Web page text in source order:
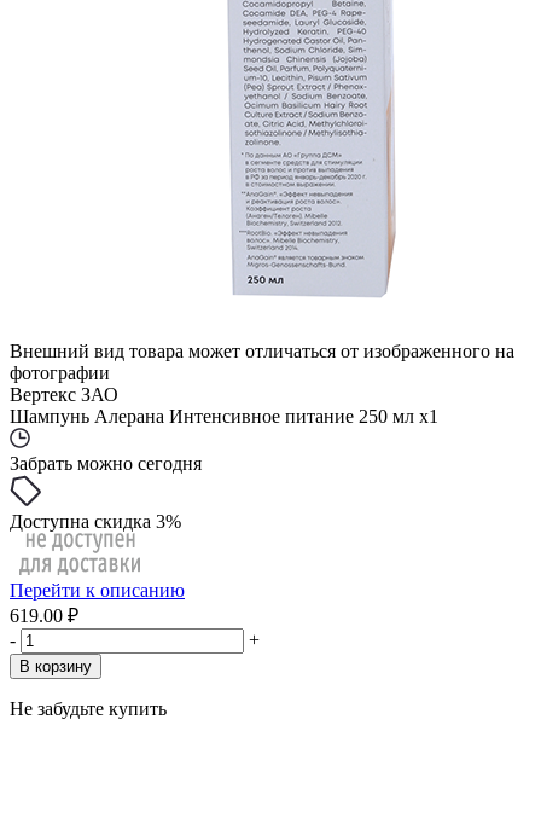
Внешний вид товара может отличаться от изображенного на
фотографии
Вертекс ЗАО
Шампунь Алерана Интенсивное питание 250 мл x1
Забрать можно сегодня
Доступна скидка 3%
Перейти к описанию
619.00 ₽
-
+
В корзину
Не забудьте купить